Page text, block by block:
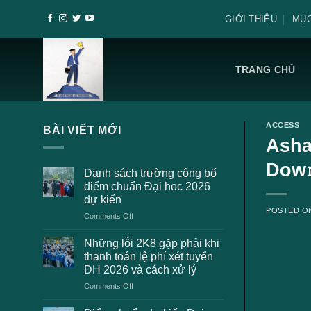
GIỚI THIỆU
TRANG CHỦ
BÀI VIẾT MỚI
Danh sách trường công bố
điểm chuẩn Đại học 2026
dự kiến
Comments Offon
sách
trường
công
bố
điểm
Đại
Những lỗi 2K8 gặp phải khi
thanh toán lệ phí xét tuyển
ĐH 2026 và cách xử lý
Comments Offon
lỗi
ACCESS
POSTED